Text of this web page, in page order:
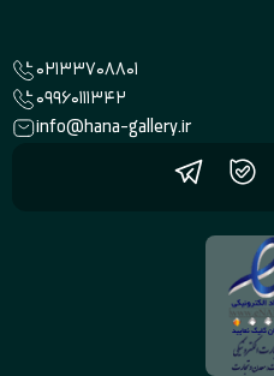
02133708801
09960111342
info@hana-gallery.ir